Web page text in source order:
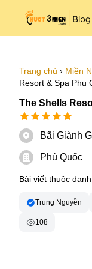
Trang chủ › Miền
Resort & Spa Phu
The Shells
Bãi Giành
Phú Quốc
Bài viết thuộc
Trung Nguyễn
108